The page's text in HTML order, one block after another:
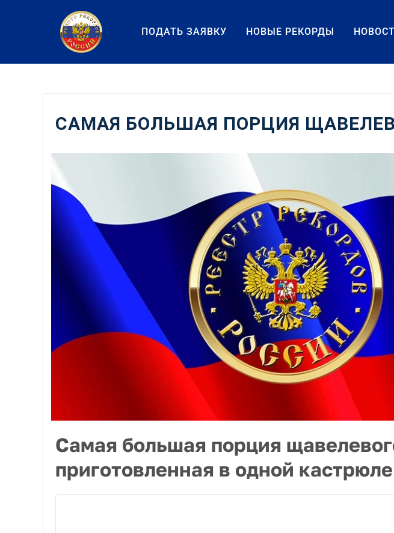
содержанию
ПОДАТЬ ЗАЯВКУ НОВЫЕ РЕКОРДЫ
САМАЯ БОЛЬШАЯ ПОРЦИЯ
Самая большая порция
приготовленная в одной кастрюле